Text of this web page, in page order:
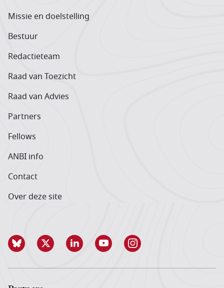
Missie en doelstelling
Bestuur
Redactieteam
Raad van Toezicht
Raad van Advies
Partners
Fellows
ANBI info
Contact
Over deze site